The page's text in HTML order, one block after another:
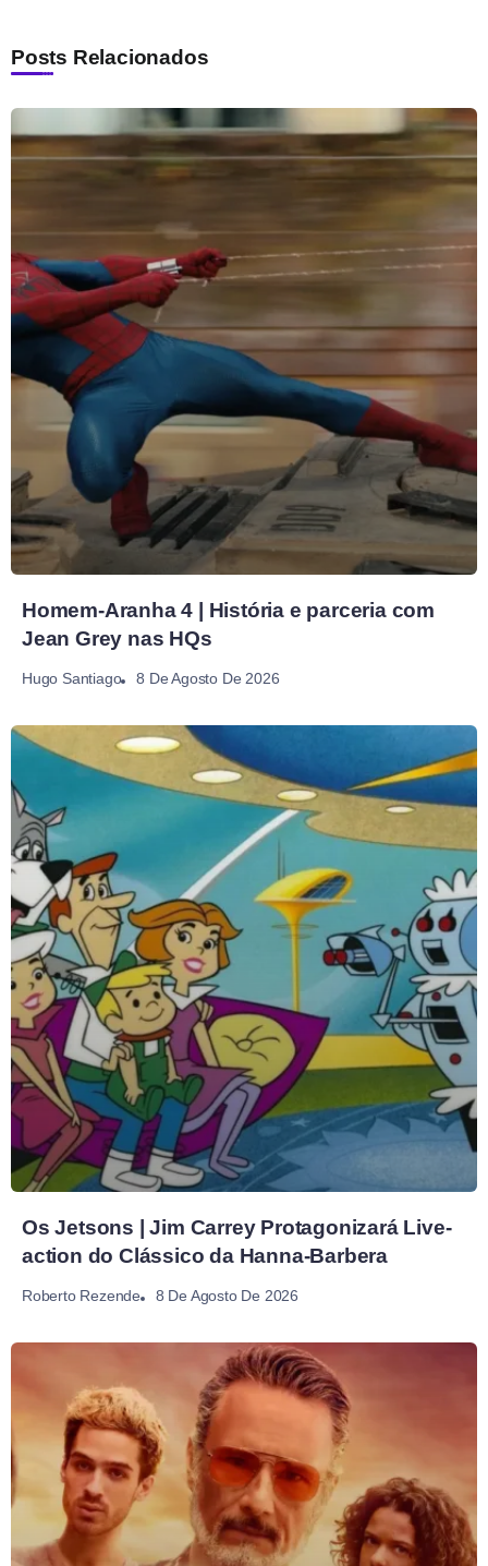
Posts Relacionados
Homem-Aranha 4 | História e parceria com
Jean Grey nas HQs
Hugo Santiago 8 De Agosto De 2026
Os Jetsons | Jim Carrey Protagonizará Live-
action do Clássico da Hanna-Barbera
Roberto Rezende 8 De Agosto De 2026